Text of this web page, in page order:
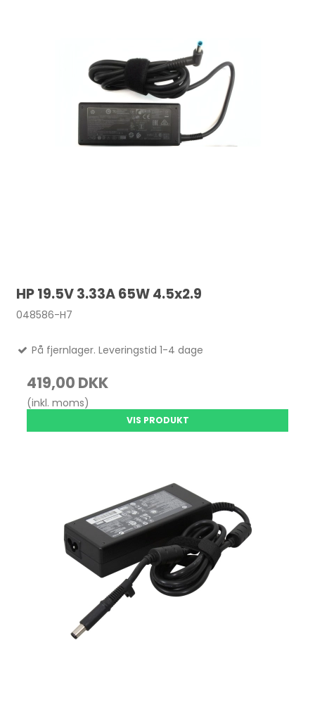
HP 19.5V 3.33A 65W 4.5x2.9
048586-H7
På fjernlager. Leveringstid 1-4 dage
419,00 DKK
(inkl. moms)
VIS PRODUKT